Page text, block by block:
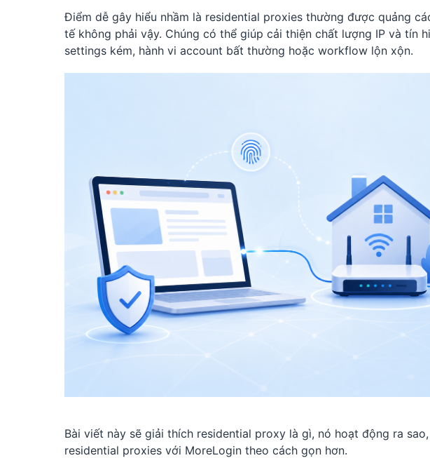
Điểm dễ gây hiểu nhầm là residential proxies thường được quảng
tế không phải vậy. Chúng có thể giúp cải thiện chất lượng IP và tín
settings kém, hành vi account bất thường hoặc workflow lộn xộn.
Bài viết này sẽ giải thích residential proxy là gì, nó hoạt động ra
residential proxies với MoreLogin theo cách gọn hơn.